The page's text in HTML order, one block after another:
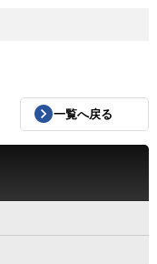
一覧へ戻る